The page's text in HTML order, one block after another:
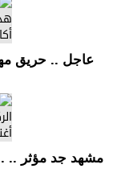
عاجل .. حريق
مشهد جد مؤثر .. ..